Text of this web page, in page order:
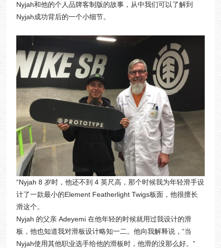
Nyjah和他的个人品牌客制版的故事，从中我们可以了解到
Nyjah成功背后的一个小细节。
“Nyjah 8 岁时，他还不到 4 英尺高，那个时候我为年轻滑手设
计了一款最小的Element Featherlight Twigs板面，他很擅长
滑这个。
Nyjah 的父亲 Adeyemi 在他年轻的时候就用过我设计的滑
板，他也知道我对滑板设计略知一二。他向我解释说，“当
Nyjah使用其他职业选手给他的滑板时，他滑的没那么好。”